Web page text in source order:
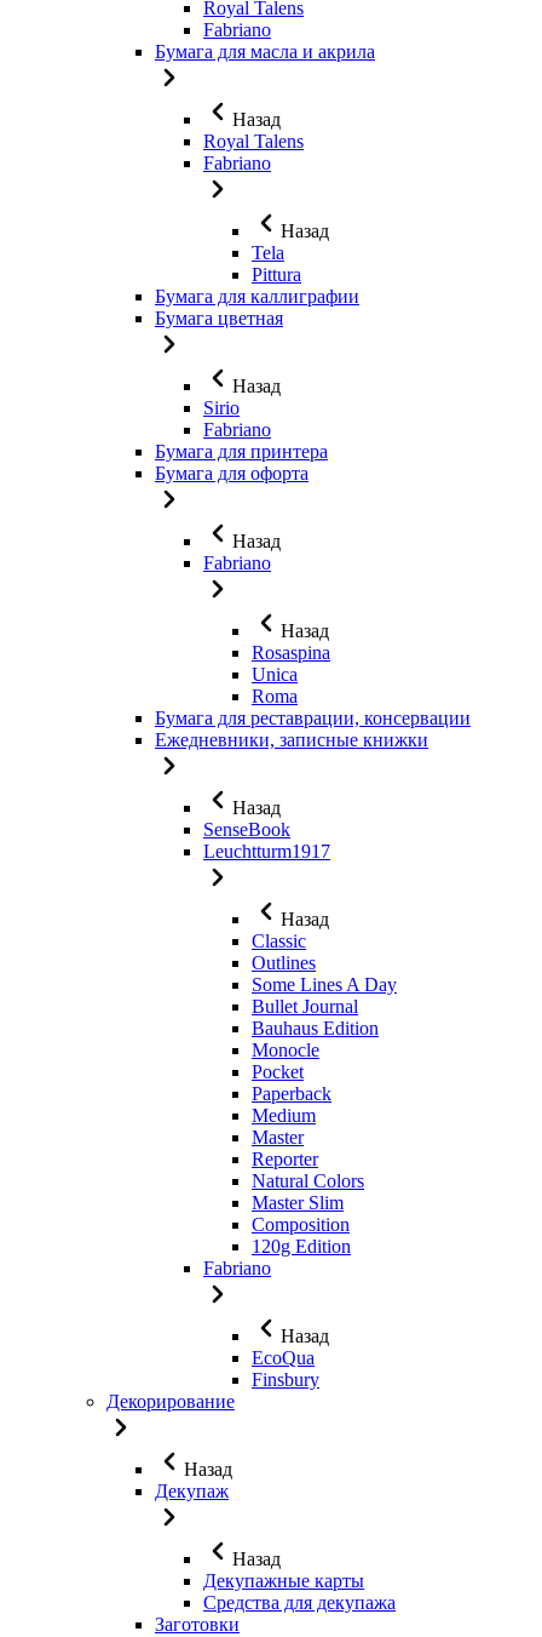
Royal Talens
Fabriano
Бумага для масла и акрила
Назад
Royal Talens
Fabriano
Назад
Tela
Pittura
Бумага для каллиграфии
Бумага цветная
Назад
Sirio
Fabriano
Бумага для принтера
Бумага для офорта
Назад
Fabriano
Назад
Rosaspina
Unica
Roma
Бумага для реставрации, консервации
Ежедневники, записные книжки
Назад
SenseBook
Leuchtturm1917
Назад
Classic
Outlines
Some Lines A Day
Bullet Journal
Bauhaus Edition
Monocle
Pocket
Paperback
Medium
Master
Reporter
Natural Colors
Master Slim
Composition
120g Edition
Fabriano
Назад
EcoQua
Finsbury
Декорирование
Назад
Декупаж
Назад
Декупажные карты
Средства для декупажа
Заготовки